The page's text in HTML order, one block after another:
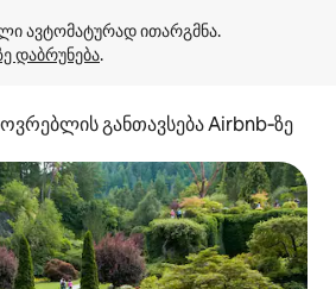
დაბრუნება.
განთავსება Airbnb‑ზე